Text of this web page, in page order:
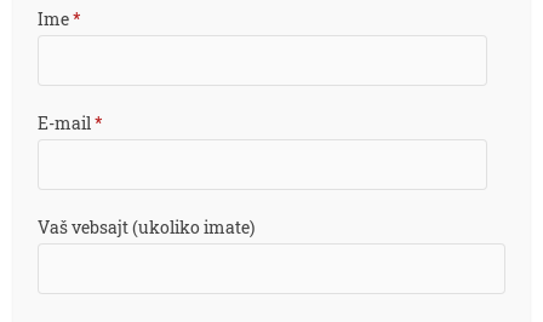
Ime*
E-mail*
Vaš vebsajt (ukoliko imate)